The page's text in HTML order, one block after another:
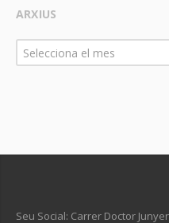
ARXIUS
Arxius
Selecciona el mes
Seu Social: Carrer Doctor